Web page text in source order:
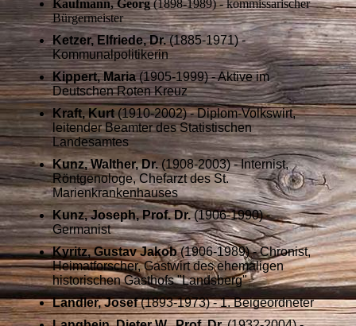
Kaufmann, Georg(1898-1989) - kommissarischer
Bürgermeister
Ketzer, Elfriede, Dr.(1885-1971) -
Kommunalpolitikerin
Kippert, Maria(1905-1999) - Aktive im
Deutschen Roten Kreuz
Kraft, Kurt(1910-2002) - Diplom-Volkswirt,
leitender Beamter des Statistischen
Landesamtes
Kunz, Walther, Dr.(1908-2003) - Internist,
Röntgenologe, Chefarzt des St.
Marienkrankenhauses
Kunz, Joseph, Prof. Dr.(1906-1990) -
Germanist
Kyritz, Gustav Jakob(1906-1989) - Chronist,
Heimatforscher, Gastwirt des ehemaligen
historischen Gasthofs "Landsberg"
Landler, Josef(1893-1973) - 1. Beigeordneter